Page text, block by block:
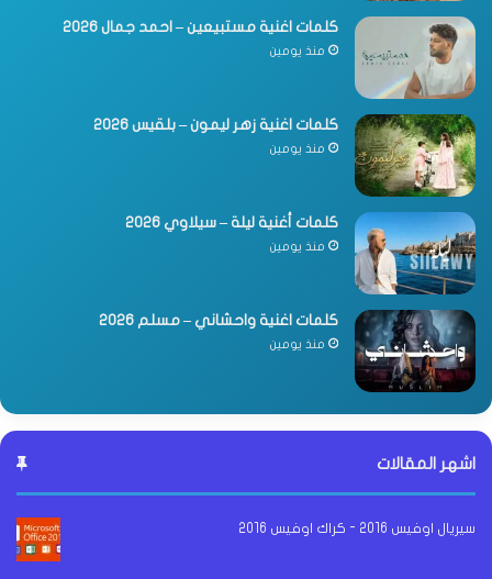
كلمات اغنية مستبيعين – احمد جمال 2026
منذ يومين
كلمات اغنية زهر ليمون – بلقيس 2026
منذ يومين
كلمات أغنية ليلة – سيلاوي 2026
منذ يومين
كلمات اغنية واحشاني – مسلم 2026
منذ يومين
اشهر المقالات
سيريال اوفيس 2016 - كراك اوفيس 2016